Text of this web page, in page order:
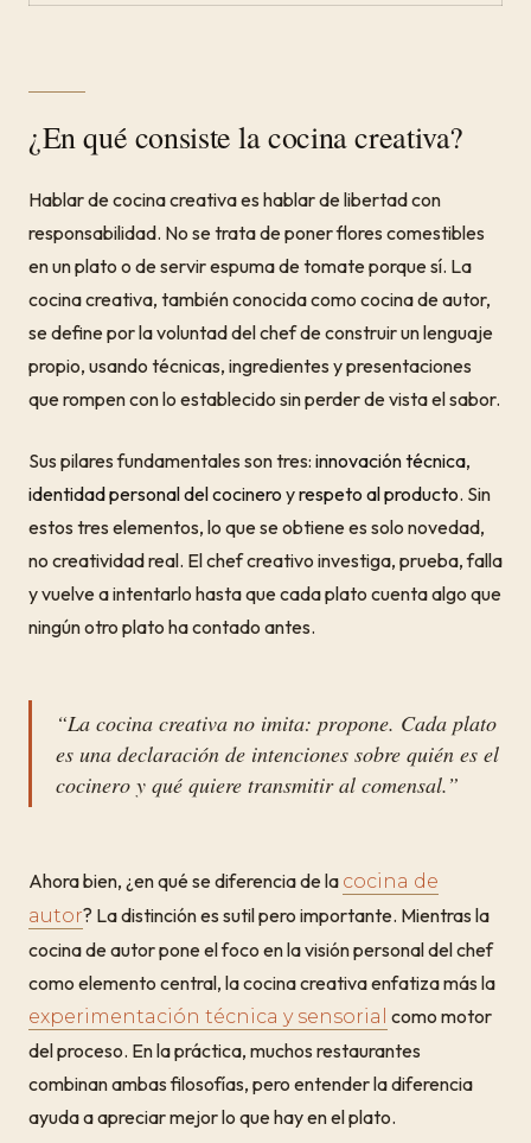
¿En qué consiste la cocina creativa?
Hablar de cocina creativa es hablar de libertad con
responsabilidad. No se trata de poner flores comestibles
en un plato o de servir espuma de tomate porque sí. La
cocina creativa, también conocida como cocina de autor,
se define por la voluntad del chef de construir un lenguaje
propio, usando técnicas, ingredientes y presentaciones
que rompen con lo establecido sin perder de vista el sabor.
Sus pilares fundamentales son tres: innovación técnica,
identidad personal del cocinero yrespeto al producto. Sin
estos tres elementos, lo que se obtiene es solo novedad,
no creatividad real. El chef creativo investiga, prueba, falla
y vuelve a intentarlo hasta que cada plato cuenta algo que
ningún otro plato ha contado antes.
“La cocina creativa no imita: propone. Cada plato
es una declaración de intenciones sobre quién es el
cocinero y qué quiere transmitir al comensal.”
Ahora bien, ¿en qué se diferencia de la cocina de
autor? La distinción es sutil pero importante. Mientras la
cocina de autor pone el foco en la visión personal del chef
como elemento central, la cocina creativa enfatiza más la
experimentación técnica y sensorial como motor
del proceso. En la práctica, muchos restaurantes
combinan ambas filosofías, pero entender la diferencia
ayuda a apreciar mejor lo que hay en el plato.